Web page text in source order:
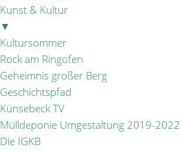
Kunst & Kultur
▼
Kultursommer
Rock am Ringofen
Geheimnis großer Berg
Geschichtspfad
Künsebeck TV
Mülldeponie Umgestaltung 2019-2022
Die IGKB